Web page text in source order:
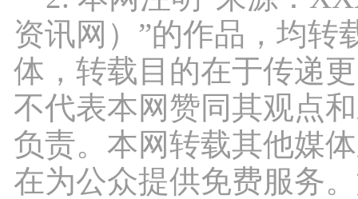
资讯网）”的作品，均转
体，转载目的在于传递
不代表本网赞同其观点
负责。本网转载其他媒
在为公众提供免费服务